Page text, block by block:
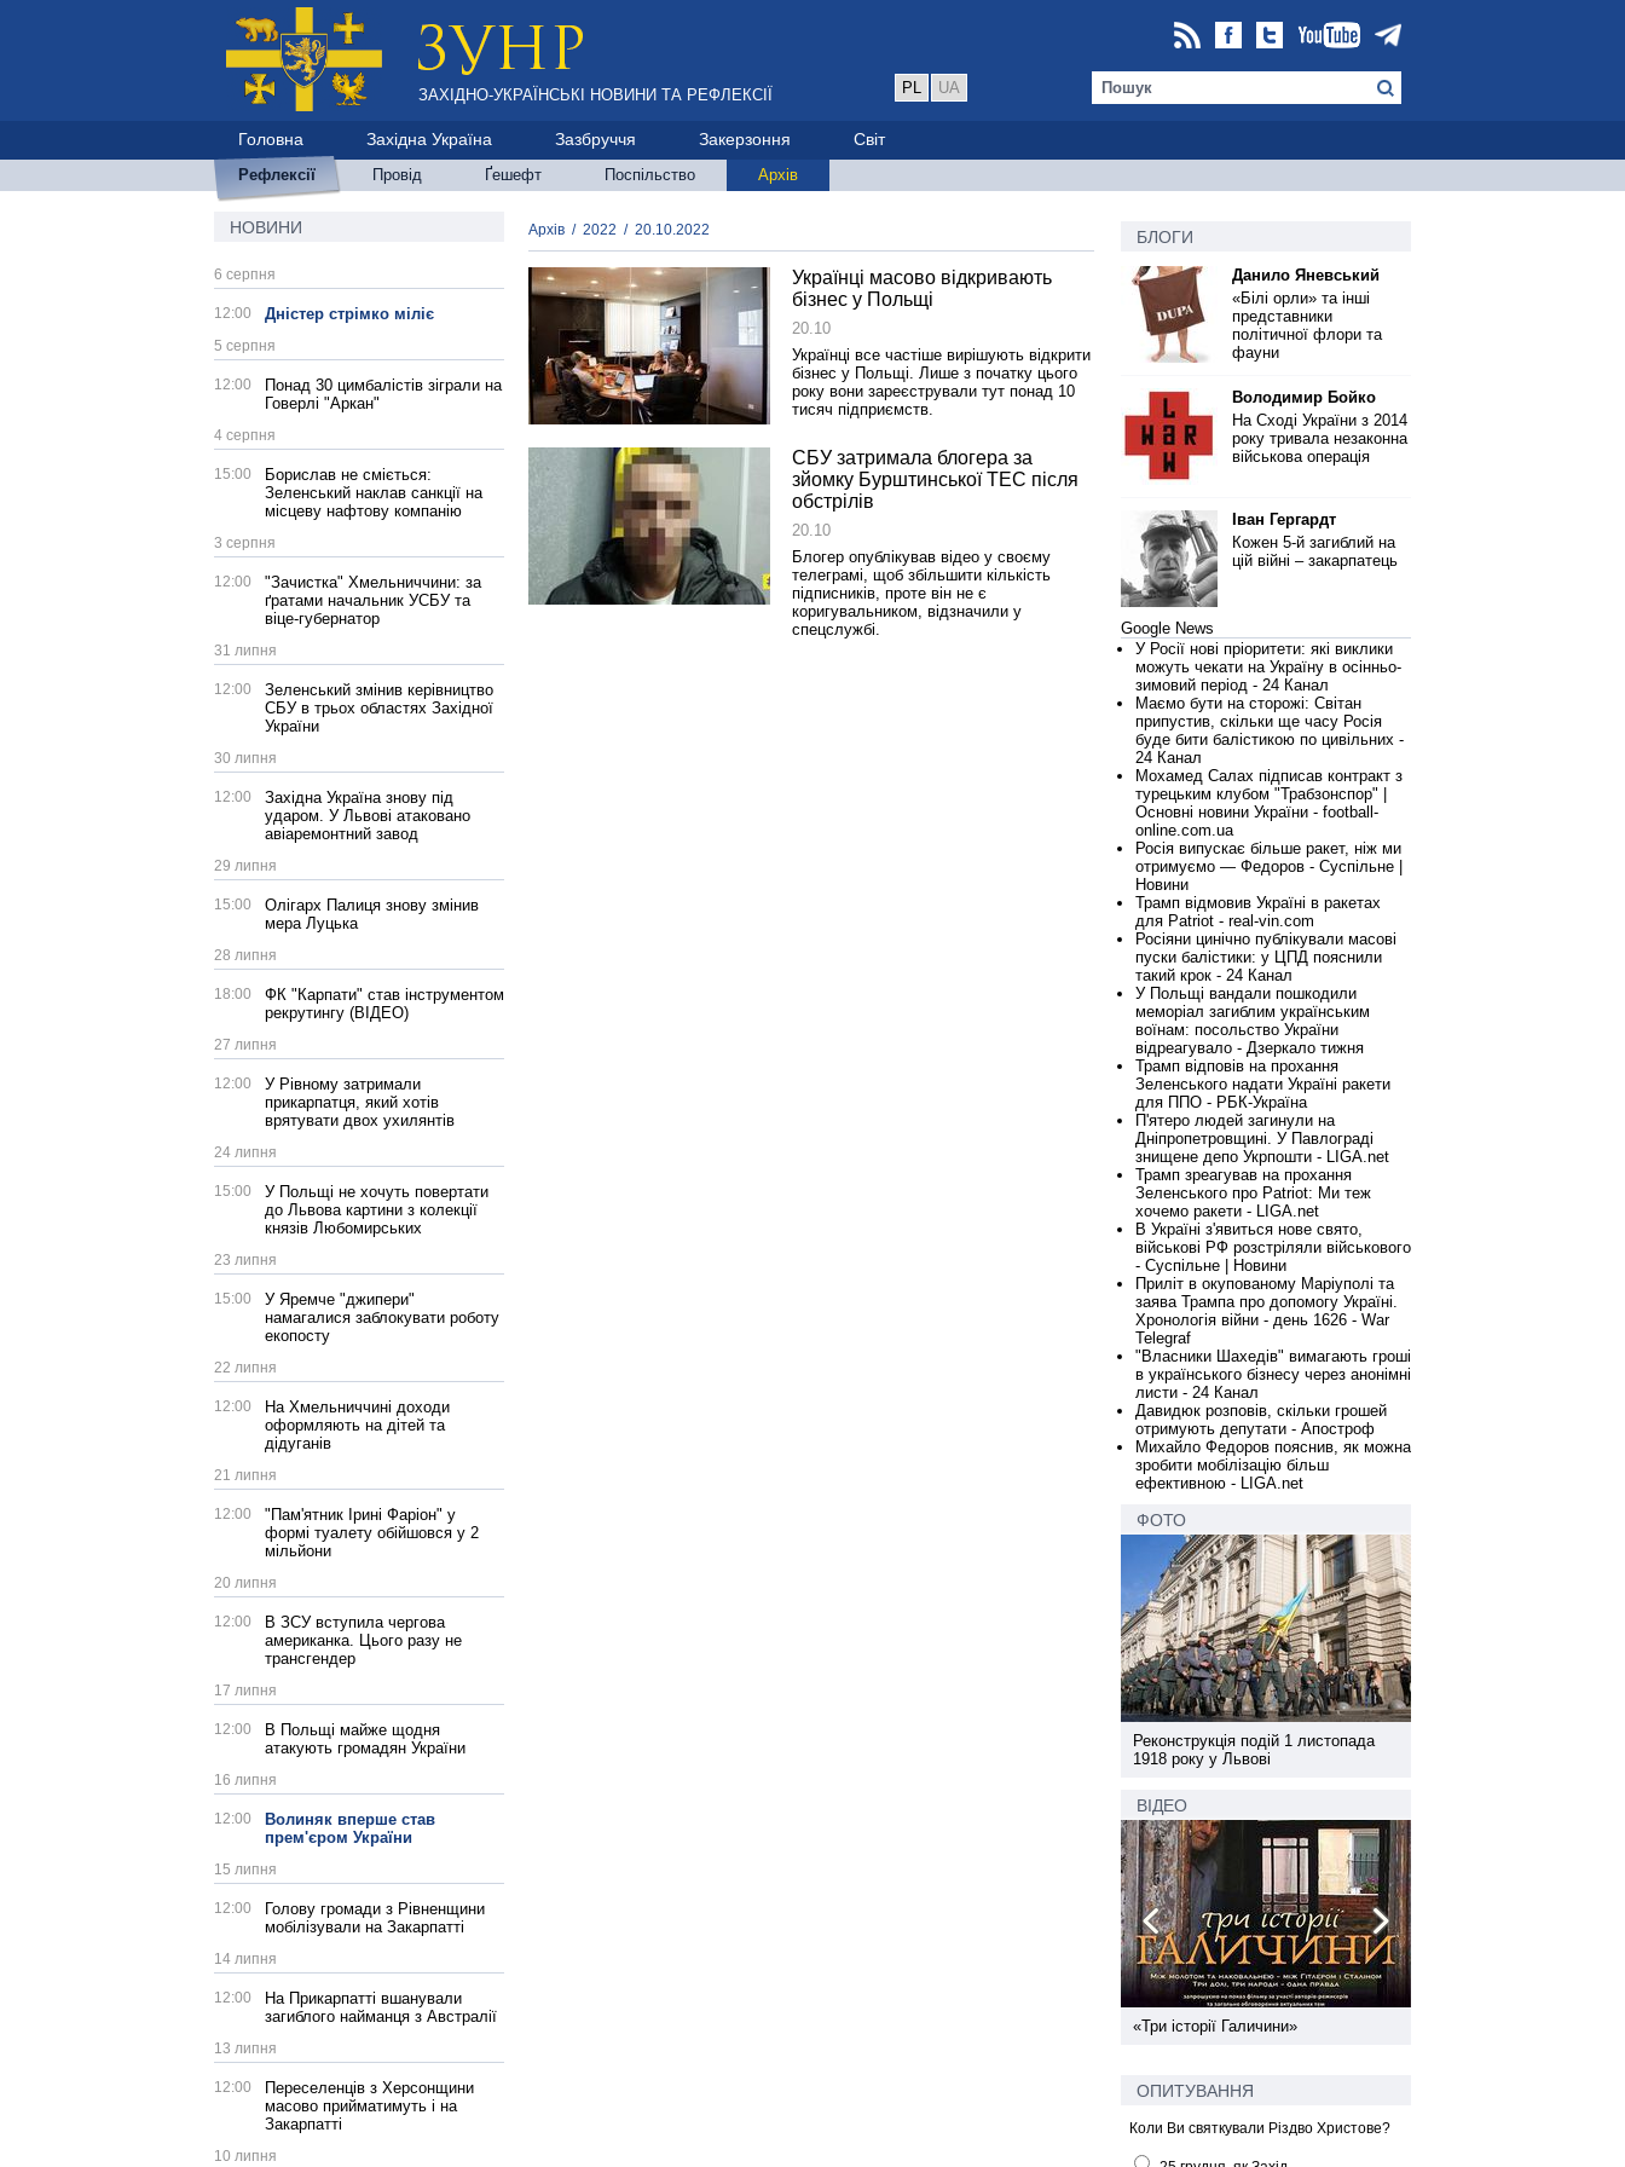
ЗАХІДНО-УКРАЇНСЬКІ НОВИНИ ТА РЕФЛЕКСІЇ PL UA
Головна Західна Україна Зазбруччя Закерзоння Світ
Рефлексії Провід Ґешефт Поспільство Архів
НОВИНИ
6 серпня
12:00 Дністер стрімко міліє
5 серпня
12:00
Понад 30 цимбалістів зіграли на
Говерлі "Аркан"
4 серпня
15:00
Борислав не сміється:
Зеленський наклав санкції на
місцеву нафтову компанію
3 серпня
12:00
"Зачистка" Хмельниччини: за
ґратами начальник УСБУ та
віце-губернатор
31 липня
12:00
Зеленський змінив керівництво
СБУ в трьох областях Західної
України
30 липня
12:00
Західна Україна знову під
ударом. У Львові атаковано
авіаремонтний завод
29 липня
15:00
Олігарх Палиця знову змінив
мера Луцька
28 липня
18:00
ФК "Карпати" став інструментом
рекрутингу (ВІДЕО)
27 липня
12:00
У Рівному затримали
прикарпатця, який хотів
врятувати двох ухилянтів
24 липня
15:00
У Польщі не хочуть повертати
до Львова картини з колекції
князів Любомирських
23 липня
15:00
У Яремче "джипери"
намагалися заблокувати роботу
екопосту
22 липня
12:00
На Хмельниччині доходи
оформляють на дітей та
дідуганів
21 липня
12:00
"Пам'ятник Ірині Фаріон" у
формі туалету обійшовся у 2
мільйони
20 липня
12:00
В ЗСУ вступила чергова
американка. Цього разу не
трансгендер
17 липня
12:00
В Польщі майже щодня
атакують громадян України
16 липня
12:00
Волиняк вперше став
прем'єром України
15 липня
12:00
Голову громади з Рівненщини
мобілізували на Закарпатті
14 липня
12:00
На Прикарпатті вшанували
загиблого найманця з Австралії
13 липня
12:00
Переселенців з Херсонщини
масово прийматимуть і на
Закарпатті
10 липня
Архів / 2022 / 20.10.2022
Українці масово відкривають
бізнес у Польщі
20.10
Українці все частіше вирішують відкрити
бізнес у Польщі. Лише з початку цього
року вони зареєстрували тут понад 10
тисяч підприємств.
СБУ затримала блогера за
зйомку Бурштинської ТЕС після
обстрілів
20.10
Блогер опублікував відео у своєму
телеграмі, щоб збільшити кількість
підписників, проте він не є
коригувальником, відзначили у
спецслужбі.
БЛОГИ
Данило Яневський
«Білі орли» та інші
представники
політичної флори та
фауни
Володимир Бойко
На Сході України з 2014
року тривала незаконна
військова операція
Іван Гергардт
Кожен 5-й загиблий на
цій війні – закарпатець
Google News
У Росії нові пріоритети: які виклики
можуть чекати на Україну в осінньо-
зимовий період - 24 Канал
Маємо бути на сторожі: Світан
припустив, скільки ще часу Росія
буде бити балістикою по цивільних -
24 Канал
Мохамед Салах підписав контракт з
турецьким клубом "Трабзонспор" |
Основні новини України - football-
online.com.ua
Росія випускає більше ракет, ніж ми
отримуємо — Федоров - Суспільне |
Новини
Трамп відмовив Україні в ракетах
для Patriot - real-vin.com
Росіяни цинічно публікували масові
пуски балістики: у ЦПД пояснили
такий крок - 24 Канал
У Польщі вандали пошкодили
меморіал загиблим українським
воїнам: посольство України
відреагувало - Дзеркало тижня
Трамп відповів на прохання
Зеленського надати Україні ракети
для ППО - РБК-Україна
П'ятеро людей загинули на
Дніпропетровщині. У Павлограді
знищене депо Укрпошти - LIGA.net
Трамп зреагував на прохання
Зеленського про Patriot: Ми теж
хочемо ракети - LIGA.net
В Україні з'явиться нове свято,
військові РФ розстріляли військового
- Суспільне | Новини
Приліт в окупованому Маріуполі та
заява Трампа про допомогу Україні.
Хронологія війни - день 1626 - War
Telegraf
"Власники Шахедів" вимагають гроші
в українського бізнесу через анонімні
листи - 24 Канал
Давидюк розповів, скільки грошей
отримують депутати - Апостроф
Михайло Федоров пояснив, як можна
зробити мобілізацію більш
ефективною - LIGA.net
ФОТО
Реконструкція подій 1 листопада
1918 року у Львові
ВІДЕО
«Три історії Галичини»
ОПИТУВАННЯ
Коли Ви святкували Різдво Христове?